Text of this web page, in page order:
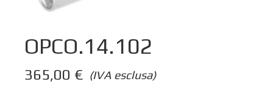
OPCO.14.102
(IVA esclusa)
365,00 €